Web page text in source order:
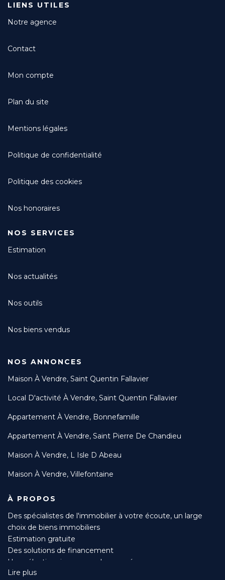
LIENS UTILES
Notre agence
Contact
Mon compte
Plan du site
Mentions légales
Politique de confidentialité
Politique des cookies
Nos honoraires
NOS SERVICES
Estimation
Nos actualités
Nos outils
Nos biens vendus
NOS ANNONCES
Maison À Vendre, Saint Quentin Fallavier
Local D'activité À Vendre, Saint Quentin Fallavier
Appartement À Vendre, Bonnefamille
Appartement À Vendre, Saint Pierre De Chandieu
Maison À Vendre, L Isle D Abeau
Maison À Vendre, Villefontaine
À PROPOS
Des spécialistes de l'immobilier à votre écoute, un large
choix de biens immobiliers
Estimation gratuite
Des solutions de financement
Une sélection rigoureuse des acquéreurs
Suivi du compromis jusqu’à l’acte authentique
Lire plus